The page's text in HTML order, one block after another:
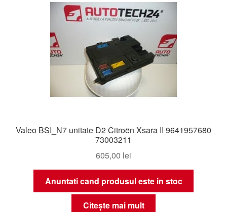
recente
Valeo BSI_N7 unitate D2 Citroën Xsara II 9641957680
73003211
605,00 lei
Anuntati cand produsul este in stoc
Citește mai mult